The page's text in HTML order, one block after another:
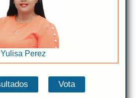
Yulisa Perez